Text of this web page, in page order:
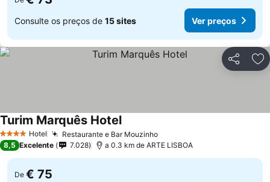
Consulte os preços de 15 sites Ver preços
Partilhar
4 EstrelasHotel Restaurante e Bar MouzinhoVer preços
Turim Marquês HotelVer preços
8,5 Excelente 7.028 a 0.3 km de ARTE LISBOA
De € 75